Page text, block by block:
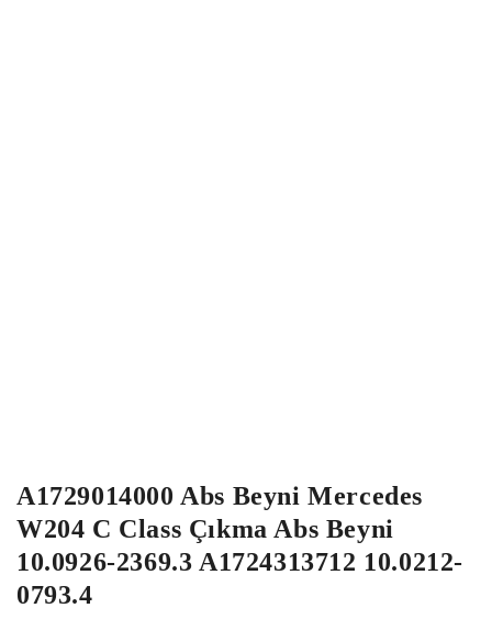
A1729014000 Abs Beyni Mercedes
W204 C Class Çıkma Abs Beyni
10.0926-2369.3 A1724313712 10.0212-
0793.4